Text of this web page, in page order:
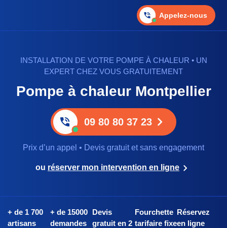
Appelez-nous
INSTALLATION DE VOTRE POMPE À CHALEUR • UN
EXPERT CHEZ VOUS GRATUITEMENT
Pompe à chaleur Montpellier
09 80 80 37 23
Prix d’un appel • Devis gratuit et sans engagement
ou réserver mon intervention en ligne
+ de 1 700
artisans
+ de 15000
demandes
Devis
gratuit en 2
Fourchette
tarifaire fixe
Réservez
en ligne